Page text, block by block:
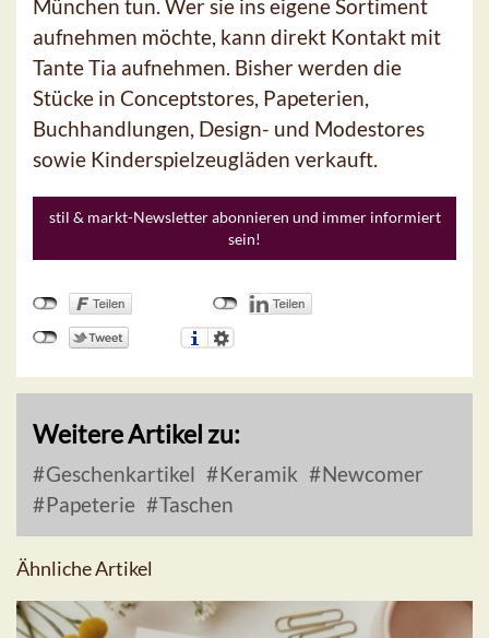
München tun. Wer sie ins eigene Sortiment
aufnehmen möchte, kann direkt Kontakt mit
Tante Tia aufnehmen. Bisher werden die
Stücke in Conceptstores, Papeterien,
Buchhandlungen, Design- und Modestores
sowie Kinderspielzeugläden verkauft.
stil & markt-Newsletter abonnieren und immer informiert
sein!
Weitere Artikel zu:
Geschenkartikel Keramik
Newcomer
Papeterie
Taschen
Ähnliche Artikel